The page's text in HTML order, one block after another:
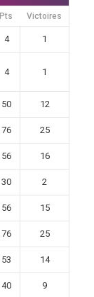
Pts Victoires
4 1
4 1
50 12
76 25
56 16
30 2
56 15
76 25
53 14
40 9